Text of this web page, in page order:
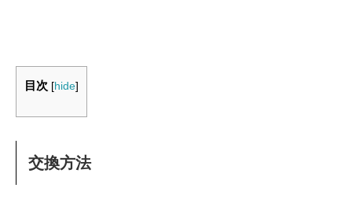
目次 [hide]
交換方法